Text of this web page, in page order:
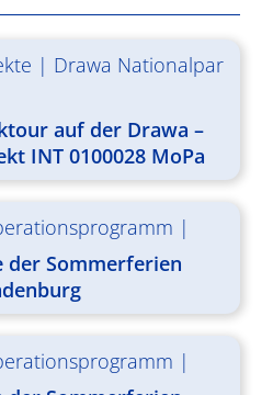
s
i
h
t
e
n
,
N
a
t
i
| Drawa Nationalpar
auf der Drawa –
INT 0100028 MoPa
|
der Sommerferien
|